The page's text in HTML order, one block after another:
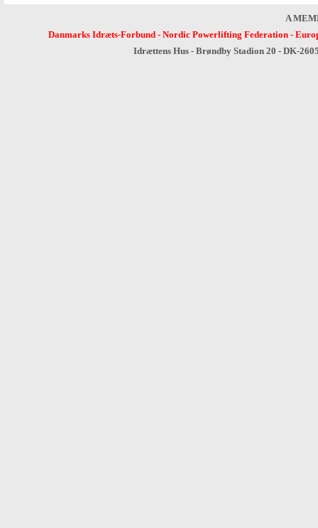
A
Danmarks Idræts-Forbund- Nordic Powerlifting Federation-
Idrættens Hus - Brøndby Stadion 20 - DK-